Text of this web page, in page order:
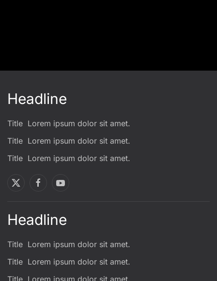
Headline
Title Lorem ipsum dolor sit amet.
Title Lorem ipsum dolor sit amet.
Title Lorem ipsum dolor sit amet.
Headline
Title Lorem ipsum dolor sit amet.
Title Lorem ipsum dolor sit amet.
Title Lorem ipsum dolor sit amet.